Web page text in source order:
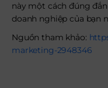
này một cách đúng
doanh nghiệp của bạn
Nguồn tham khảo:
marketing-2948346